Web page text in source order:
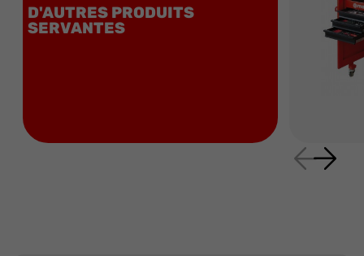
D'AUTRES PRODUITS
SERVANTES